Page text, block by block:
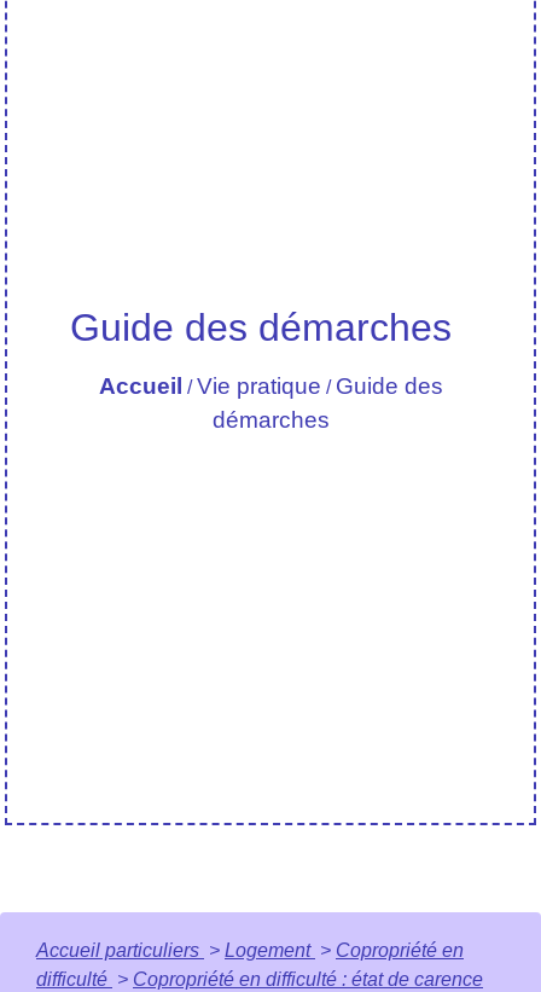
Guide des démarches
Accueil /Vie pratique / Guide des
démarches
Accueil particuliers > Logement > Copropriété en
difficulté > Copropriété en difficulté : état de carence